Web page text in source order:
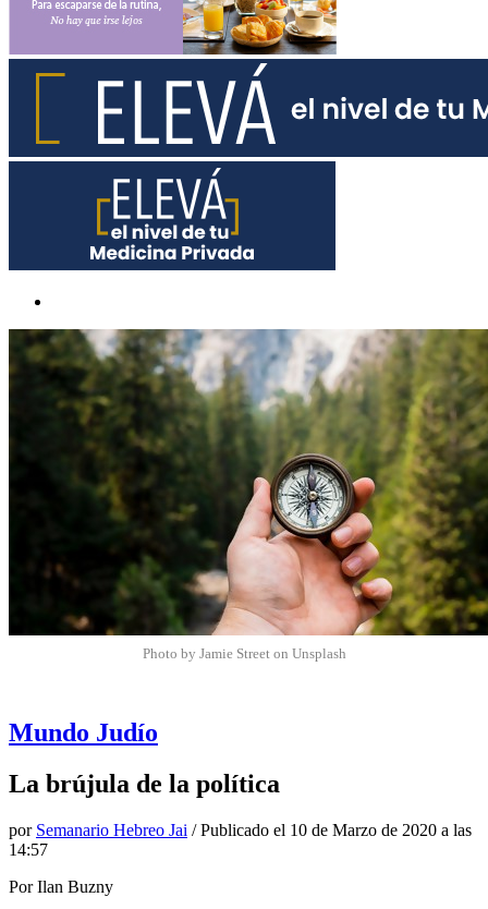
Photo by Jamie Street on Unsplash
Mundo Judío
La brújula de la política
por Semanario Hebreo Jai / Publicado el 10 de Marzo de 2020 a las
14:57
Por Ilan Buzny